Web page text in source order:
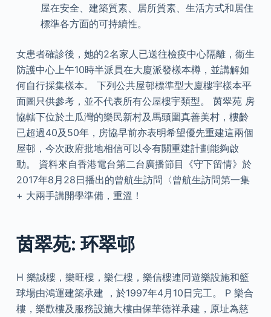
屋在安全、建築質素、居所質素、生活方式和居住
標準各方面的可持續性。
女患者確診後，她的2名家人已送往檢疫中心隔離，衞生
防護中心上午10時半派員在大廈派發樣本樽，並講解如
何自行採集樣本。 下列公共屋邨標準型大廈樓宇樣本平
面圖只供參考，並不代表所有公屋樓宇類型。 茵翠苑 房
協轄下位於土瓜灣的樂民新村及馬頭圍真善美村，樓齡
已超過40及50年，房協早前亦表明希望優先重建這兩個
屋邨，今次政府批地相信可以令有關重建計劃能夠啟
動。 資料來自香港電台第二台廣播節目《守下留情》於
2017年8月28日播出的曾航生訪問〈曾航生訪問第一集
+ 大兩手講開學準備，重溫！
茵翠苑: 环翠邨
H 樂誠樓，樂旺樓，樂仁樓，樂信樓連同遊樂設施和籃
球場由鴻運建築承建 ，於1997年4月10日完工。 P 樂合
樓，樂歡樓及服務設施大樓由保華德祥承建，原址為慈